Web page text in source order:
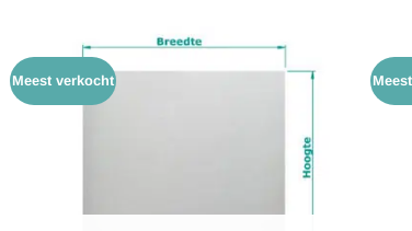
Meest verkocht